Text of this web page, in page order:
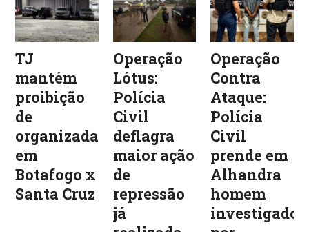
TJ
mantém
proibição
de
organizadas
em
Botafogo x
Santa Cruz
Operação
Lótus:
Polícia
Civil
deflagra
maior ação
de
repressão
já
Operação
Contra
Ataque:
Polícia
Civil
prende em
Alhandra
homem
investigado